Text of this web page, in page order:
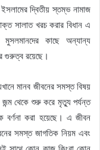
দ্বিতীয় স্তম্ভ নামাজ
সালাত খরচ করার বিধান এ
মুসলমানদের কাছে অন্যান্য
গুরুত্ব রয়েছে।
মানব জীবনের সমস্ত বিষয়
জন্ম থেকে শুরু করে মৃত্যু পর্যন্ত
বর্ণনা করা হয়েছে। এ জীবন
সমস্ত জাগতিক নিয়ম এবং